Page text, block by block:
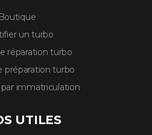
Boutique
un turbo
réparation turbo
préparation turbo
immatriculation
UTILES